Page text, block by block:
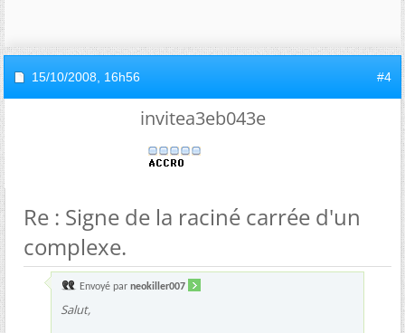
15/10/2008, 16h56 #4
invitea3eb043e
Re : Signe de la raciné carrée d'un
complexe.
Envoyé par neokiller007
Salut,